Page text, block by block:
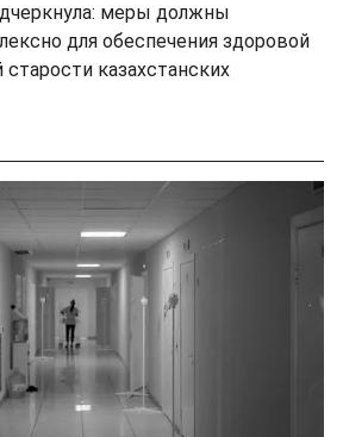
меры должны
для обеспечения здоровой
казахстанских